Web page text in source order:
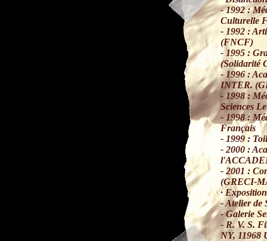
- 1992 :
Culturelle
- 1992 :
(FNCF)
- 1995 :
(Solidarité
- 1996 :
INTER.
- 1998 :
Sciences
- 1998 :
Français
- 1999 :
- 2000 :
- 2001 :
(GRECI-
·
- Atelier de
- Galerie
- R. V. S.
NY, 11968